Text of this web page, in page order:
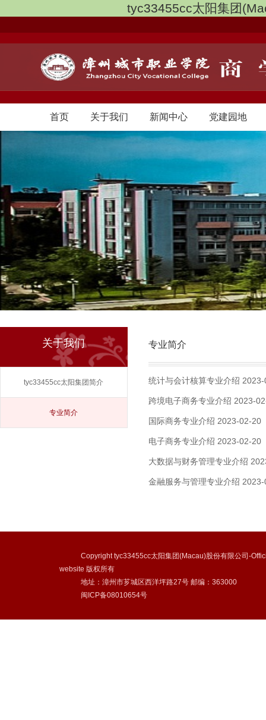
tyc33455cc太阳集团
首页 关于我们 新闻中心 党建园地
关于我们
​tyc33455cc太阳集团简介
专业简介
专业简介
统计与会计核算专业介绍
跨境电子商务专业介绍 2023-
国际商务专业介绍 2023-02-20
电子商务专业介绍 2023-02-20
大数据与财务管理专业介绍
金融服务与管理专业介绍
Copyright tyc33455cc太阳集团(Macau)股份有限公司-
website 版权所有
地址：漳州市芗城区西洋坪路27号 邮编：363000
闽ICP备08010654号